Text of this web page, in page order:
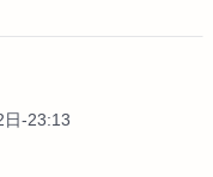
日-23:13